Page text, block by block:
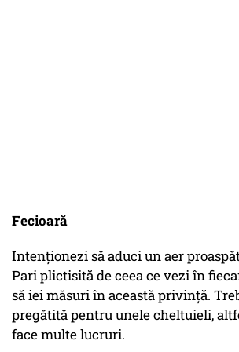
Fecioară
Intenționezi să aduci un aer
Pari plictisită de ceea ce vezi în
să iei măsuri în această privință.
pregătită pentru unele cheltuieli,
face multe lucruri.